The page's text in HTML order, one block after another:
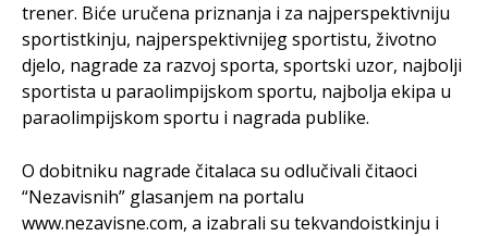
trener. Biće uručena priznanja i za najperspektivniju
sportistkinju, najperspektivnijeg sportistu, životno
djelo, nagrade za razvoj sporta, sportski uzor, najbolji
sportista u paraolimpijskom sportu, najbolja ekipa u
paraolimpijskom sportu i nagrada publike.
O dobitniku nagrade čitalaca su odlučivali čitaoci
“Nezavisnih” glasanjem na portalu
www.nezavisne.com, a izabrali su tekvandoistkinju i